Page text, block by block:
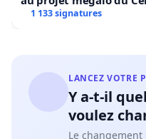
1 133 signatures
LANCEZ VOTRE
Y a-t-il
voulez
Le